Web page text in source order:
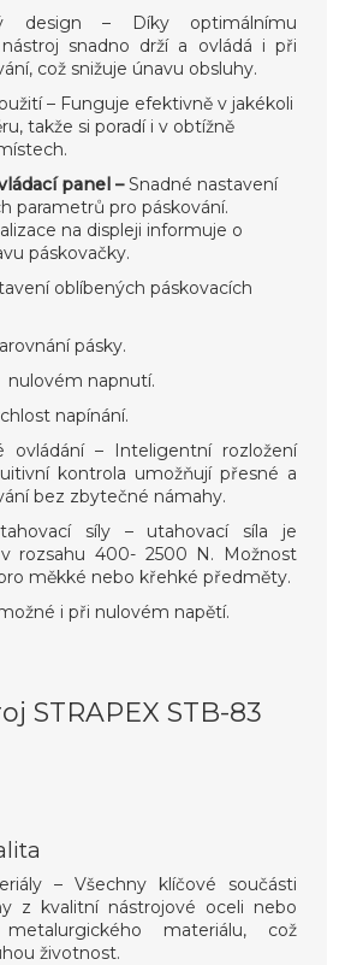
design – Díky optimálnímu
snadno drží a ovládá i při
což snižuje únavu obsluhy.
– Funguje efektivně v jakékoli
takže si poradí i v obtížně
panel –Snadné nastavení
parametrů pro páskování.
na displeji informuje o
páskovačky.
oblíbených páskovacích
pásky.
nulovém napnutí.
napínání.
ovládání – Inteligentní rozložení
kontrola umožňují přesné a
bez zbytečné námahy.
síly – utahovací síla je
rozsahu 400- 2500 N. Možnost
měkké nebo křehké předměty.
i při nulovém napětí.
STRAPEX STB-83
– Všechny klíčové součásti
z kvalitní nástrojové oceli nebo
metalurgického materiálu, což
životnost.